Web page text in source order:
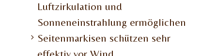
Luftzirkulation und
Sonneneinstrahlung ermöglichen
Seitenmarkisen schützen sehr